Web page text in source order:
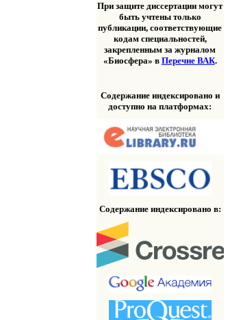
При защите диссертации могут
быть учтены только
публикации, соответствующие
кодам специальностей,
закрепленным за журналом
«Биосфера» в Перечне ВАК.
Содержание индексировано и
доступно на платформах:
Содержание индексировано в: